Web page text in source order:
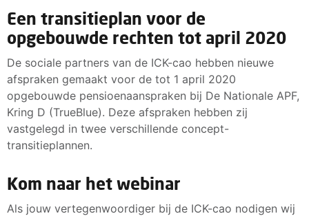
Een transitieplan voor de
opgebouwde rechten tot april 2020
De sociale partners van de ICK-cao hebben nieuwe
afspraken gemaakt voor de tot 1 april 2020
opgebouwde pensioenaanspraken bij De Nationale APF,
Kring D (TrueBlue). Deze afspraken hebben zij
vastgelegd in twee verschillende concept-
transitieplannen.
Kom naar het webinar
Als jouw vertegenwoordiger bij de ICK-cao nodigen wij